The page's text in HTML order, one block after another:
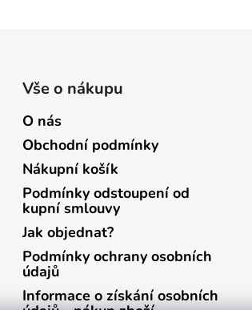
Vše o nákupu
O nás
Obchodní podmínky
Nákupní košík
Podmínky odstoupení od
kupní smlouvy
Jak objednat?
Podmínky ochrany osobních
údajů
Informace o získání osobních